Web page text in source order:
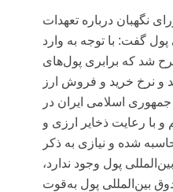
نگهبان درباره تعهدات
پول گفت: با توجه به وارد
شد که برابری پول‌های
و نرخ خرید و فروش ارز
اسلامی ایران در
با رعایت ذخایر ارزی و
شده و نیازی به ذکر
پول وجود ندارد،
بین‌المللی پول به‌قوت